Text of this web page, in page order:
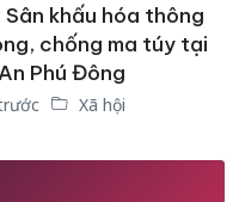
Sân khấu hóa thông
chống ma túy tại
Phú Đông
Xã hội